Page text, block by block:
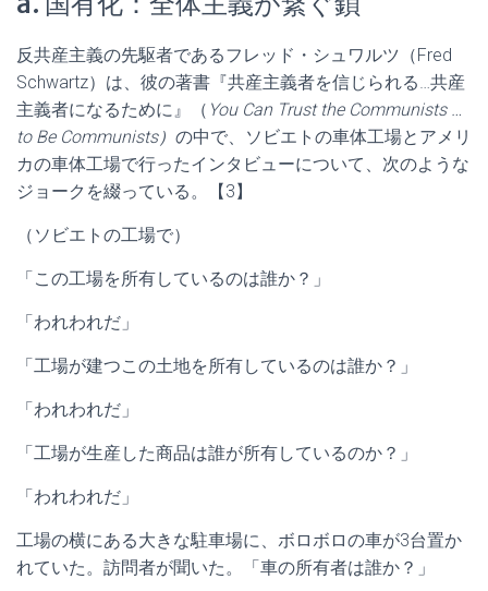
反共産主義の先駆者であるフレッド・シュワルツ（Fred
Schwartz）は、彼の著書『共産主義者を信じられる…共産
主義者になるために』（ You Can Trust the Communists …
to Be Communists） の中で、ソビエトの車体工場とアメリ
カの車体工場で行ったインタビューについて、次のような
ジョークを綴っている。【3】
（ソビエトの工場で）
「この工場を所有しているのは誰か？」
「われわれだ」
「工場が建つこの土地を所有しているのは誰か？」
「われわれだ」
「工場が生産した商品は誰が所有しているのか？」
「われわれだ」
工場の横にある大きな駐車場に、ボロボロの車が3台置か
れていた。訪問者が聞いた。「車の所有者は誰か？」